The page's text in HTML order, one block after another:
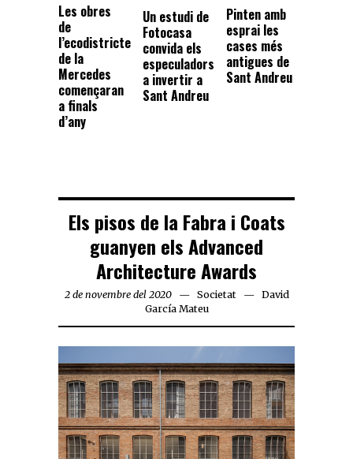
Les obres
de
l’ecodistricte
de la
Mercedes
començaran
a finals
d’any
Un estudi de
Fotocasa
convida els
especuladors
a invertir a
Sant Andreu
Pinten amb
esprai les
cases més
antigues de
Sant Andreu
Els pisos de la Fabra i Coats
guanyen els Advanced
Architecture Awards
2 de novembre del 2020 Societat
David
García Mateu